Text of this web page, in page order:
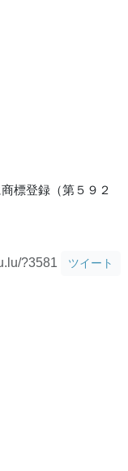
標登録（第５９２
?3581 ツイート